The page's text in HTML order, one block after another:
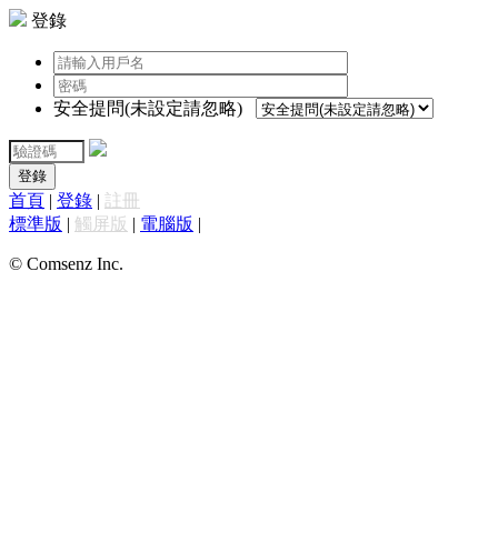
登錄
安全提問(未設定請忽略)
登錄
首頁 | 登錄 | 註冊
標準版 | 觸屏版 | 電腦版 |
© Comsenz Inc.